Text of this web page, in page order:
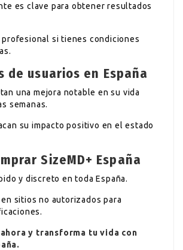
es clave para obtener resultados
profesional si tienes condiciones
de usuarios en España
una mejora notable en su vida
semanas.
su impacto positivo en el estado
SizeMD+ España
y discreto en toda España.
sitios no autorizados para
y transforma tu vida con